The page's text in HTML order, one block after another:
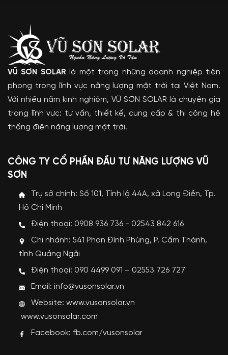
VŨ SƠN SOLAR là một trong những doanh nghiệp tiên
phong trong lĩnh vực năng lượng mặt trời tại Việt Nam.
Với nhiều năm kinh nghiệm, VŨ SƠN SOLAR là chuyên gia
trong lĩnh vực: tư vấn, thiết kế, cung cấp & thi công hệ
thống điện năng lượng mặt trời.
CÔNG TY CỔ PHẦN ĐẦU TƯ NĂNG LƯỢNG VŨ
SƠN
Trụ sở chính: Số 101, Tỉnh lộ 44A, xã Long Điền, Tp.
Hồ Chí Minh
Điện thoại: 0908 936 736 - 02543 842 616
Chi nhánh: 541 Phan Đình Phùng, P. Cẩm Thành,
tỉnh Quảng Ngãi
Điện thoại: 090 4499 091 – 02553 726 727
Email: info@vusonsolar.vn
Website:www.vusonsolar.vn
www.vusonsolar.com
Facebook: fb.com/vusonsolar